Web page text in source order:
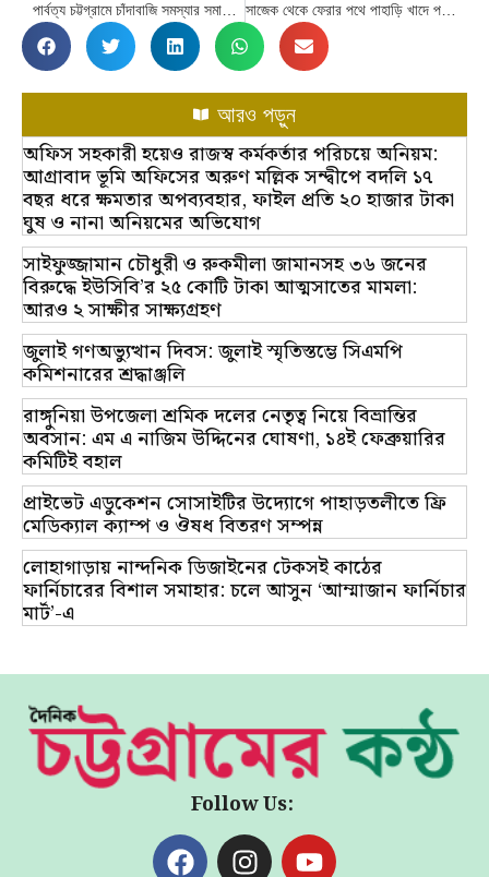
সাজেক থেকে ফেরার পথে পাহাড়ি খাদে পর্যটকবাহী যান
আরও পড়ুন
অফিস সহকারী হয়েও রাজস্ব কর্মকর্তার পরিচয়ে অনিয়ম:
আগ্রাবাদ ভূমি অফিসের অরুণ মল্লিক সন্দ্বীপে বদলি ১৭
বছর ধরে ক্ষমতার অপব্যবহার, ফাইল প্রতি ২০ হাজার টাকা
ঘুষ ও নানা অনিয়মের অভিযোগ
সাইফুজ্জামান চৌধুরী ও রুকমীলা জামানসহ ৩৬ জনের
বিরুদ্ধে ইউসিবি’র ২৫ কোটি টাকা আত্মসাতের মামলা:
আরও ২ সাক্ষীর সাক্ষ্যগ্রহণ
জুলাই গণঅভ্যুত্থান দিবস: জুলাই স্মৃতিস্তম্ভে সিএমপি
কমিশনারের শ্রদ্ধাঞ্জলি
রাঙ্গুনিয়া উপজেলা শ্রমিক দলের নেতৃত্ব নিয়ে বিভ্রান্তির
অবসান: এম এ নাজিম উদ্দিনের ঘোষণা, ১৪ই ফেব্রুয়ারির
কমিটিই বহাল
প্রাইভেট এডুকেশন সোসাইটির উদ্যোগে পাহাড়তলীতে ফ্রি
মেডিক্যাল ক্যাম্প ও ঔষধ বিতরণ সম্পন্ন
লোহাগাড়ায় নান্দনিক ডিজাইনের টেকসই কাঠের
ফার্নিচারের বিশাল সমাহার: চলে আসুন ‘আম্মাজান ফার্নিচার
মার্ট’-এ
Follow Us: